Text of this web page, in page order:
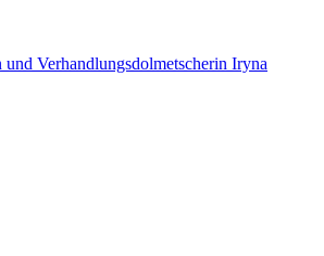
Verhandlungsdolmetscherin Iryna